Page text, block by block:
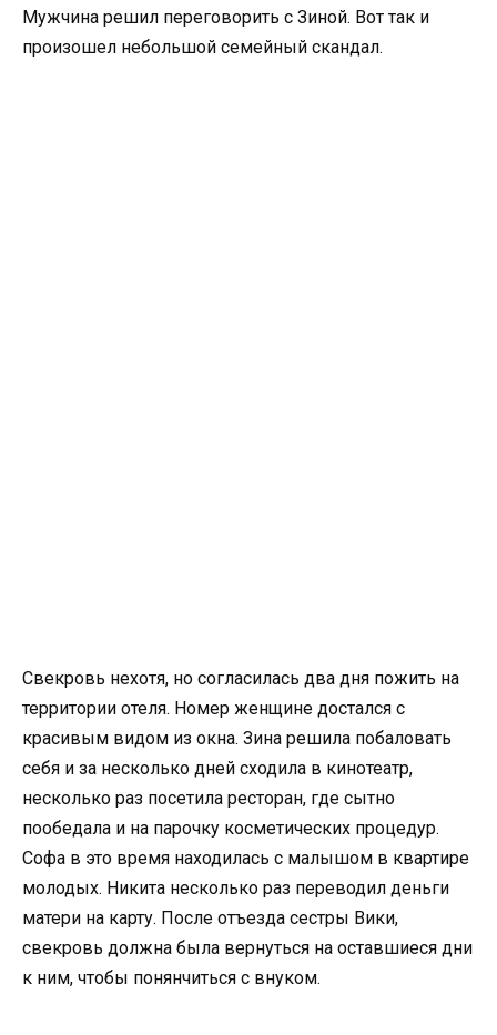
Мужчина решил переговорить с Зиной. Вот так и
произошел небольшой семейный скандал.
Свекровь нехотя, но согласилась два дня пожить на
территории отеля. Номер женщине достался с
красивым видом из окна. Зина решила побаловать
себя и за несколько дней сходила в кинотеатр,
несколько раз посетила ресторан, где сытно
пообедала и на парочку косметических процедур.
Софа в это время находилась с малышом в квартире
молодых. Никита несколько раз переводил деньги
матери на карту. После отъезда сестры Вики,
свекровь должна была вернуться на оставшиеся дни
к ним, чтобы понянчиться с внуком.